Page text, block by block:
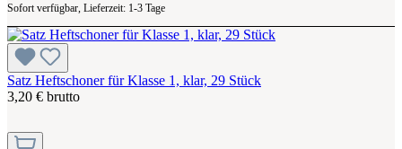
Sofort verfügbar, Lieferzeit: 1-3 Tage
Satz Heftschoner für Klasse 1, klar, 29 Stück
3,20 € brutto